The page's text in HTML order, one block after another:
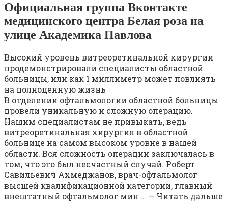
Официальная группа Вконтакте
медицинского центра Белая роза на
улице Академика Павлова
Высокий уровень витреоретинальной хирургии
продемонстрировали специалисты областной
больницы, или как 1 миллиметр может повлиять
на полноценную жизнь
В отделении офтальмологии областной больницы
провели уникальную и сложную операцию.
Нашим специалистам не привыкать, ведь
витреоретинальная хирургия в областной
больнице на самом высоком уровне в нашей
области. Вся сложность операции заключалась в
том, что это был несчастный случай. Роберт
Савильевич Ахмеджанов, врач-офтальмолог
высшей квалификационной категории, главный
внештатный офтальмолог мин … — Читать дальше